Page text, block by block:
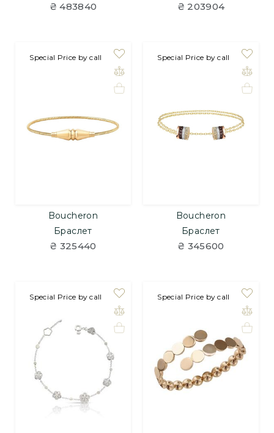
₴ 483840 ₴ 203904
на замовлення
Special Price by call
Boucheron
Браслет
₴ 325440
на замовлення
Special Price by call
Boucheron
Браслет
₴ 345600
Special Price by call Special Price by call